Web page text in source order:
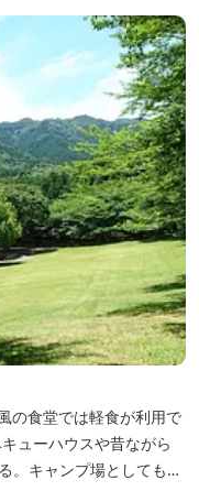
の食堂では軽食が利用で
ューハウスや昔ながら
。キャンプ場としても人